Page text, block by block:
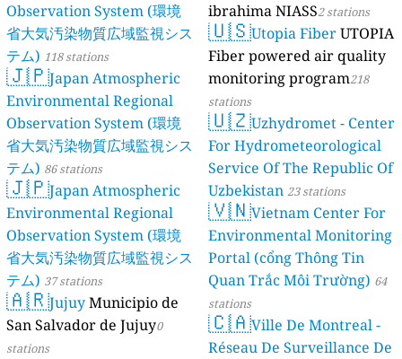
Observation System (環境
省大気汚染物質広域監視シス
テム) 118 stations
🇯🇵Japan Atmospheric
Environmental Regional
Observation System (環境
省大気汚染物質広域監視シス
テム) 86 stations
🇯🇵Japan Atmospheric
Environmental Regional
Observation System (環境
省大気汚染物質広域監視シス
テム) 37 stations
🇦🇷Jujuy Municipio de
San Salvador de Jujuy0
stations
ibrahima NIASS2 stations
🇺🇸Utopia FiberUTOPIA
Fiber powered air quality
monitoring program218
stations
🇺🇿Uzhydromet - Center
For Hydrometeorological
Service Of The Republic Of
Uzbekistan 23 stations
🇻🇳Vietnam Center For
Environmental Monitoring
Portal (cổng Thông Tin
Quan Trắc Môi Trường) 64
stations
🇨🇦Ville De Montreal -
Réseau De Surveillance De